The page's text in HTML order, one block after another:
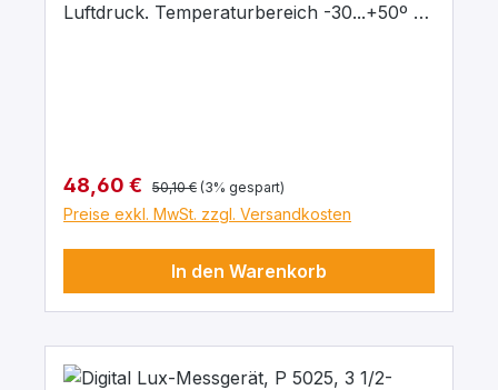
Luftdruck. Temperaturbereich -30...+50º C
Komplett mit Schrauben und Dübeln
Verkaufspreis:
48,60 € Regulärer Preis:
50,10 € (3% gespart)
Preise exkl. MwSt. zzgl. Versandkosten
In den Warenkorb